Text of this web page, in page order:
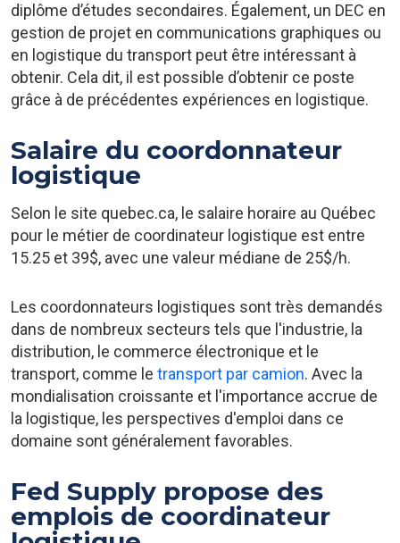
diplôme d’études secondaires. Également, un DEC en
gestion de projet en communications graphiques ou
en logistique du transport peut être intéressant à
obtenir. Cela dit, il est possible d’obtenir ce poste
grâce à de précédentes expériences en logistique.
Salaire du coordonnateur
logistique
Selon le site quebec.ca, le salaire horaire au Québec
pour le métier de coordinateur logistique est entre
15.25 et 39$, avec une valeur médiane de 25$/h.
Les coordonnateurs logistiques sont très demandés
dans de nombreux secteurs tels que l'industrie, la
distribution, le commerce électronique et le
transport, comme le transport par camion. Avec la
mondialisation croissante et l'importance accrue de
la logistique, les perspectives d'emploi dans ce
domaine sont généralement favorables.
Fed Supply propose des
emplois de coordinateur